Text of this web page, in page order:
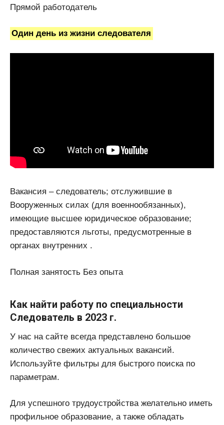
Прямой работодатель
Один день из жизни следователя
Вакансия – следователь; отслужившие в
Вооруженных силах (для военнообязанных),
имеющие высшее юридическое образование;
предоставляются льготы, предусмотренные в
органах внутренних .
Полная занятость Без опыта
Как найти работу по специальности
Следователь в 2023 г.
У нас на сайте всегда представлено большое
количество свежих актуальных вакансий.
Используйте фильтры для быстрого поиска по
параметрам.
Для успешного трудоустройства желательно иметь
профильное образование, а также обладать